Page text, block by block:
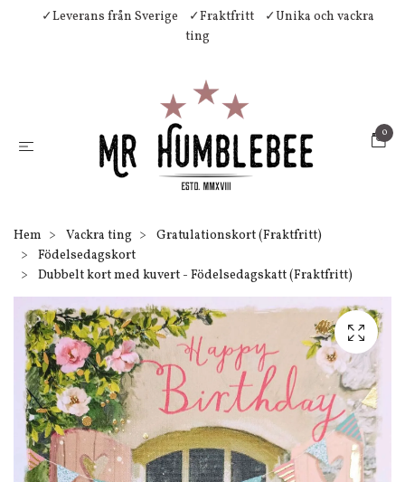
✓Leverans från Sverige ✓Fraktfritt
✓Unika och vackra
ting
0
Hem Vackra ting
Gratulationskort (Fraktfritt)
Födelsedagskort
Dubbelt kort med kuvert - Födelsedagskatt (Fraktfritt)